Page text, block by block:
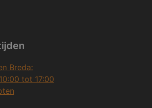
Breda:
tot 17:00